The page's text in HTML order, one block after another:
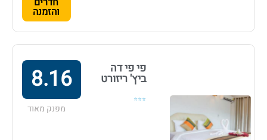
והזמנה
פי פי דה
ביץ' ריזורט
⭐⭐⭐
8.16
מפנק מאוד